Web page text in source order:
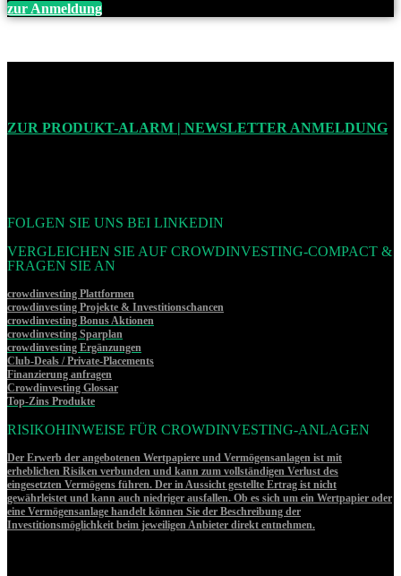
zur Anmeldung
ZUR PRODUKT-ALARM | NEWSLETTER ANMELDUNG
FOLGEN SIE UNS BEI LINKEDIN
VERGLEICHEN SIE AUF CROWDINVESTING-COMPACT &
FRAGEN SIE AN
crowdinvesting Plattformen
crowdinvesting Projekte & Investitionschancen
crowdinvesting Bonus Aktionen
crowdinvesting Sparplan
crowdinvesting Ergänzungen
Club-Deals / Private-Placements
Finanzierung anfragen
Crowdinvesting Glossar
Top-Zins Produkte
RISIKOHINWEISE FÜR CROWDINVESTING-ANLAGEN
Der Erwerb der angebotenen Wertpapiere und Vermögensanlagen ist mit
erheblichen Risiken verbunden und kann zum vollständigen Verlust des
eingesetzten Vermögens führen. Der in Aussicht gestellte Ertrag ist nicht
gewährleistet und kann auch niedriger ausfallen. Ob es sich um ein Wertpapier oder
eine Vermögensanlage handelt können Sie der Beschreibung der
Investitionsmöglichkeit beim jeweiligen Anbieter direkt entnehmen.